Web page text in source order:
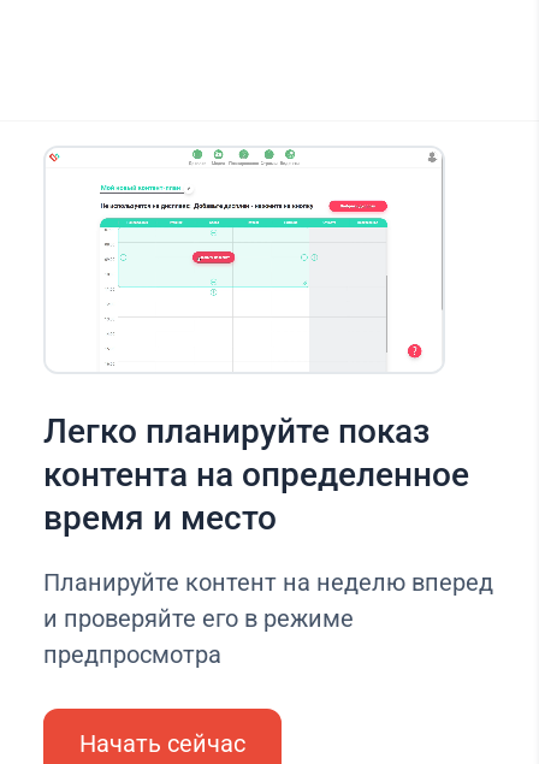
Легко планируйте показ
контента на определенное
время и место
Планируйте контент на неделю вперед
и проверяйте его в режиме
предпросмотра
Начать сейчас